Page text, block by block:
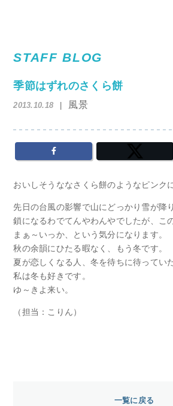
STAFF BLOG
季節はずれのさくら餅
2013.10.18 風景
おいしそうななさくら餅のようなピンク
先日の台風の影響で山にどっかり雪が降
鎖になるわでてんやわんやでしたが、こ
まぁ～いっか、という気分になります。
秋の余韻にひたる暇なく、もう冬です。
夏が恋しくなる人、冬を待ちに待ってい
私は冬も好きです。
ゆ～きよ来い。
（担当：こりん）
一覧に戻る